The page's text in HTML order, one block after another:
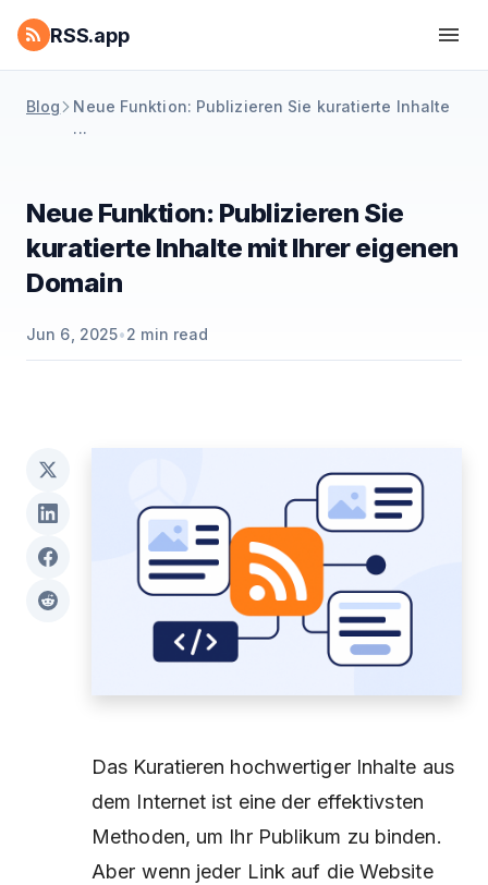
RSS.app
Blog
Neue Funktion: Publizieren Sie kuratierte Inhalte
...
Neue Funktion: Publizieren Sie
kuratierte Inhalte mit Ihrer eigenen
Domain
Jun 6, 2025•2 min read
Das Kuratieren hochwertiger Inhalte aus
dem Internet ist eine der effektivsten
Methoden, um Ihr Publikum zu binden.
Aber wenn jeder Link auf die Website